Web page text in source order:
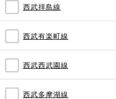
西武拝島線
西武有楽町線
西武西武園線
西武多摩湖線